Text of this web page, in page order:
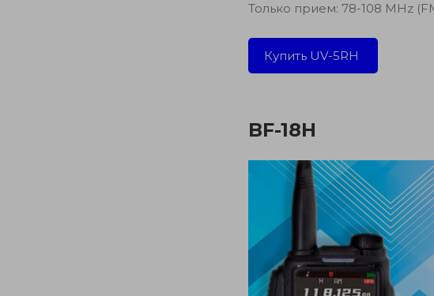
Только прием: 78-108 MHz
Купить UV-5RH
BF-18H